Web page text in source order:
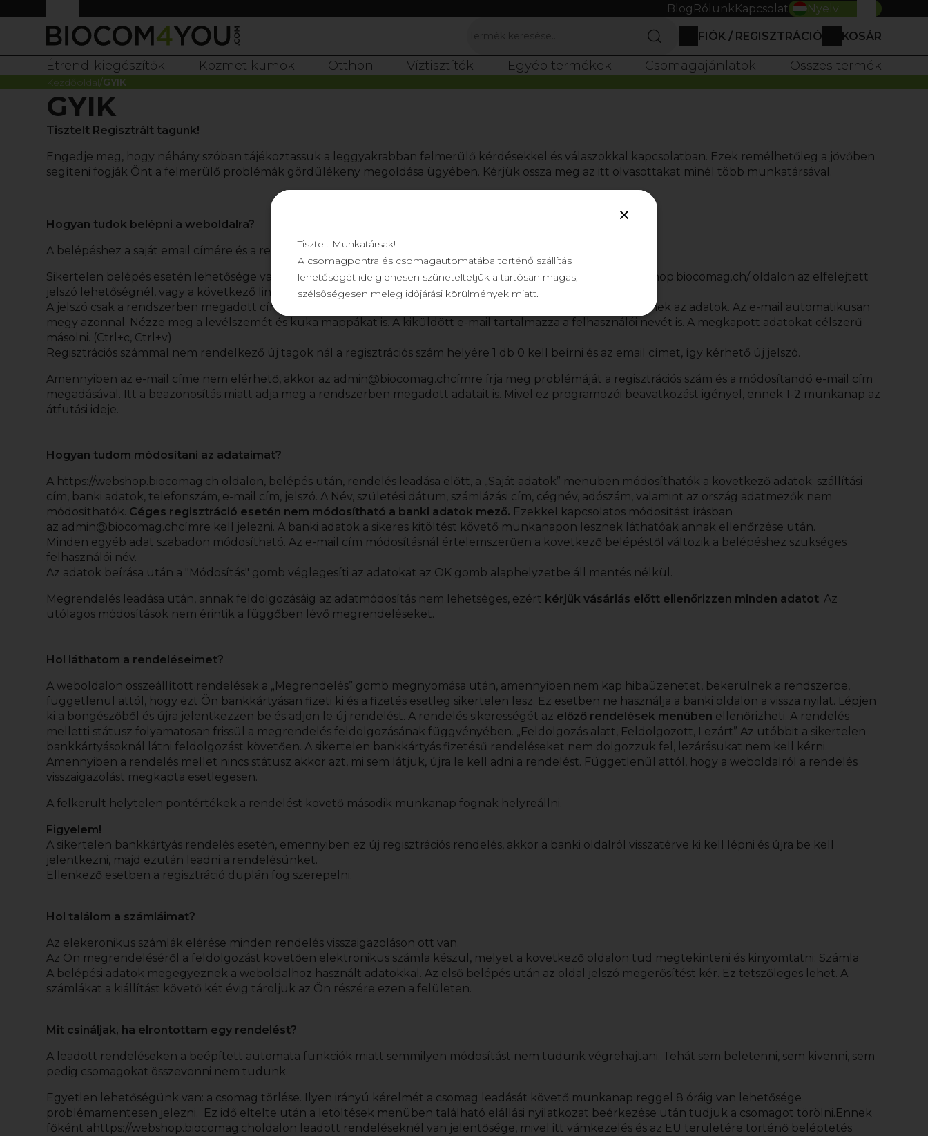
Blog RólunkKapcsolat Nyelv
FIÓK / REGISZTRÁCIÓ KOSÁR
Étrend-kiegészítők Kozmetikumok Otthon Víztisztítók Egyéb termékek Csomagajánlatok Összes termék
Kezdőoldal GYIK
GYIK
Tisztelt Regisztrált tagunk!
Engedje meg, hogy néhány szóban tájékoztassuk a leggyakrabban felmerülő kérdésekkel és válaszokkal kapcsolatban. Ezek remélhetőleg a jövőben
segíteni fogják Önt a felmerülő problémák gördülékeny megoldása ügyében. Kérjük ossza meg az itt olvasottakat minél több munkatársával.
Hogyan tudok belépni a weboldalra?
A belépéshez a saját email címére és a regisztrációnál előzőleg megadott jelszóra van szüksége.
Sikertelen belépés esetén lehetősége van a profiljában megadott e-mail címére új jelszót kérni a
https://webshop.biocomag.ch/ oldalon az elfelejtett
jelszó lehetőségnél, vagy a következő linken keresztül:https://webshop.biocomag.ch/index.php?page=pass
A jelszó csak a rendszerben megadott címre megy ki, amennyiben hibaüzenetet kap vissza, akkor nem egyeznek az adatok. Az e-mail automatikusan
megy azonnal. Nézze meg a levélszemét és kuka mappákat is. A kiküldött e-mail tartalmazza a felhasználói nevét is. A megkapott adatokat célszerű
másolni. (Ctrl+c, Ctrl+v)
Regisztrációs számmal nem rendelkező új tagok nál a regisztrációs szám helyére 1 db 0 kell beírni és az email címet, így kérhető új jelszó.
Amennyiben az e-mail címe nem elérhető, akkor az admin@biocomag.chcímre írja meg problémáját a regisztrációs szám és a módosítandó e-mail cím
megadásával. Itt a beazonosítás miatt adja meg a rendszerben megadott adatait is. Mivel ez programozói beavatkozást igényel, ennek 1-2 munkanap az
átfutási ideje.
Hogyan tudom módosítani az adataimat?
A https://webshop.biocomag.ch oldalon, belépés után, rendelés leadása előtt, a „Saját adatok” menüben módosíthatók a következő adatok: szállítási
cím, banki adatok, telefonszám, e-mail cím, jelszó. A Név, születési dátum, számlázási cím, cégnév, adószám, valamint az ország adatmezők nem
módosíthatók. Céges regisztráció esetén nem módosítható a banki adatok mező. Ezekkel kapcsolatos módosítást írásban
az admin@biocomag.chcímre kell jelezni. A banki adatok a sikeres kitöltést követő munkanapon lesznek láthatóak annak ellenőrzése után.
Minden egyéb adat szabadon módosítható. Az e-mail cím módosításnál értelemszerűen a következő belépéstől változik a belépéshez szükséges
felhasználói név.
Az adatok beírása után a "Módosítás" gomb véglegesíti az adatokat az OK gomb alaphelyzetbe áll mentés nélkül.
Megrendelés leadása után, annak feldolgozásáig az adatmódosítás nem lehetséges, ezért kérjük vásárlás előtt ellenőrizzen minden adatot. Az
utólagos módosítások nem érintik a függőben lévő megrendeléseket.
Hol láthatom a rendeléseimet?
A weboldalon összeállított rendelések a „Megrendelés” gomb megnyomása után, amennyiben nem kap hibaüzenetet, bekerülnek a rendszerbe,
függetlenül attól, hogy ezt Ön bankkártyásan fizeti ki és a fizetés esetleg sikertelen lesz. Ez esetben ne használja a banki oldalon a vissza nyilat. Lépjen
ki a böngészőből és újra jelentkezzen be és adjon le új rendelést. A rendelés sikerességét az előző rendelések menüben ellenőrizheti. A rendelés
melletti státusz folyamatosan frissül a megrendelés feldolgozásának függvényében. „Feldolgozás alatt, Feldolgozott, Lezárt” Az utóbbit a sikertelen
bankkártyásoknál látni feldolgozást követően. A sikertelen bankkártyás fizetésű rendeléseket nem dolgozzuk fel, lezárásukat nem kell kérni.
Amennyiben a rendelés mellet nincs státusz akkor azt, mi sem látjuk, újra le kell adni a rendelést. Függetlenül attól, hogy a weboldalról a rendelés
visszaigazolást megkapta esetlegesen.
A felkerült helytelen pontértékek a rendelést követő második munkanap fognak helyreállni.
Figyelem!
A sikertelen bankkártyás rendelés esetén, emennyiben ez új regisztrációs rendelés, akkor a banki oldalról visszatérve ki kell lépni és újra be kell
jelentkezni, majd ezután leadni a rendelésünket.
Ellenkező esetben a regisztráció duplán fog szerepelni.
Hol találom a számláimat?
Az elekeronikus számlák elérése minden rendelés visszaigazoláson ott van.
Az Ön megrendeléséről a feldolgozást követően elektronikus számla készül, melyet a következő oldalon tud megtekinteni és kinyomtatni: Számla
A belépési adatok megegyeznek a weboldalhoz használt adatokkal. Az első belépés után az oldal jelszó megerősítést kér. Ez tetszőleges lehet. A
számlákat a kiállítást követő két évig tároljuk az Ön részére ezen a felületen.
Mit csináljak, ha elrontottam egy rendelést?
A leadott rendeléseken a beépített automata funkciók miatt semmilyen módosítást nem tudunk végrehajtani. Tehát sem beletenni, sem kivenni, sem
pedig csomagokat összevonni nem tudunk.
Egyetlen lehetőségünk van: a csomag törlése. Ilyen irányú kérelmét a csomag leadását követő munkanap reggel 8 óráig van lehetősége
problémamentesen jelezni. Ez idő eltelte után a letöltések menüben található elállási nyilatkozat beérkezése után tudjuk a csomagot törölni.Ennek
főként a https://webshop.biocomag.choldalon leadott rendeléseknél van jelentősége, mivel itt vámkezelés és az EU területére történő beléptetés
Tisztelt Munkatársak!
A csomagpontra és csomagautomatába történő szállítás
lehetőségét ideiglenesen szüneteltetjük a tartósan magas,
szélsőségesen meleg időjárási körülmények miatt.